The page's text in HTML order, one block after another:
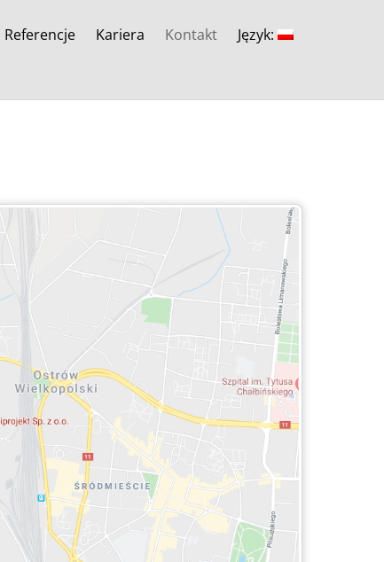
Referencje Kariera Kontakt Język: